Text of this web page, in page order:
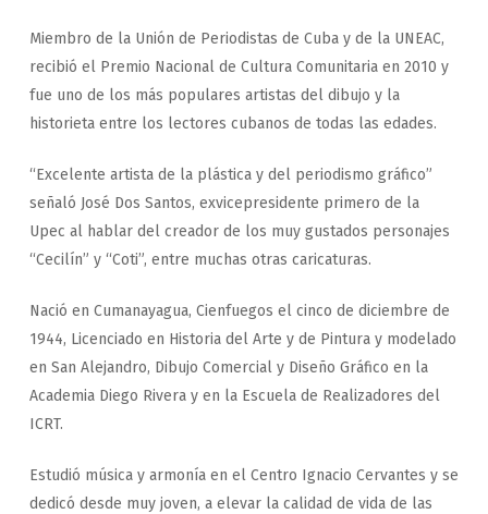
Miembro de la Unión de Periodistas de Cuba y de la UNEAC,
recibió el Premio Nacional de Cultura Comunitaria en 2010 y
fue uno de los más populares artistas del dibujo y la
historieta entre los lectores cubanos de todas las edades.
“Excelente artista de la plástica y del periodismo gráfico”
señaló José Dos Santos, exvicepresidente primero de la
Upec al hablar del creador de los muy gustados personajes
“Cecilín” y “Coti”, entre muchas otras caricaturas.
Nació en Cumanayagua, Cienfuegos el cinco de diciembre de
1944, Licenciado en Historia del Arte y de Pintura y modelado
en San Alejandro, Dibujo Comercial y Diseño Gráfico en la
Academia Diego Rivera y en la Escuela de Realizadores del
ICRT.
Estudió música y armonía en el Centro Ignacio Cervantes y se
dedicó desde muy joven, a elevar la calidad de vida de las